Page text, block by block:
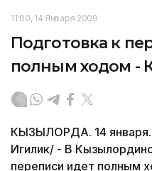
11:00, 14 Января 2009
Подготовка к
полным ходом -
КЫЗЫЛОРДА. 14
Игилик/ - В
переписи идет полным